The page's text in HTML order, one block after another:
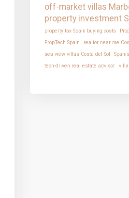
off-market villas
property investment
property tax Spain buying costs
PropTech Spain
realtor near me
sea view villas Costa del Sol
tech-driven real estate advisor